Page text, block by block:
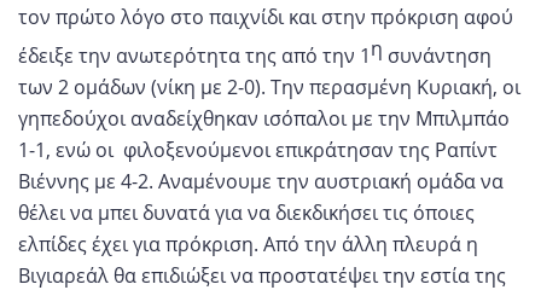
τον πρώτο λόγο στο παιχνίδι και στην πρόκριση αφού
έδειξε την ανωτερότητα της από την 1η συνάντηση
των 2 ομάδων (νίκη με 2-0). Την περασμένη Κυριακή, οι
γηπεδούχοι αναδείχθηκαν ισόπαλοι με την Μπιλμπάο
1-1, ενώ οι φιλοξενούμενοι επικράτησαν της Ραπίντ
Βιέννης με 4-2. Αναμένουμε την αυστριακή ομάδα να
θέλει να μπει δυνατά για να διεκδικήσει τις όποιες
ελπίδες έχει για πρόκριση. Από την άλλη πλευρά η
Βιγιαρεάλ θα επιδιώξει να προστατέψει την εστία της